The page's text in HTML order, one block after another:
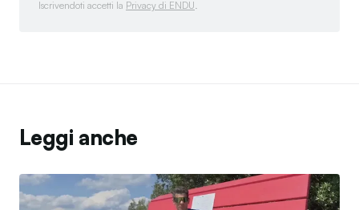
Iscrivendoti accetti la Privacy di ENDU.
Leggi anche